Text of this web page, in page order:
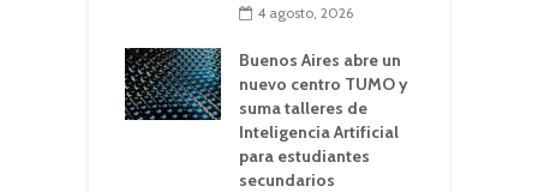
4 agosto, 2026
Buenos Aires abre un
nuevo centro TUMO y
suma talleres de
Inteligencia Artificial
para estudiantes
secundarios